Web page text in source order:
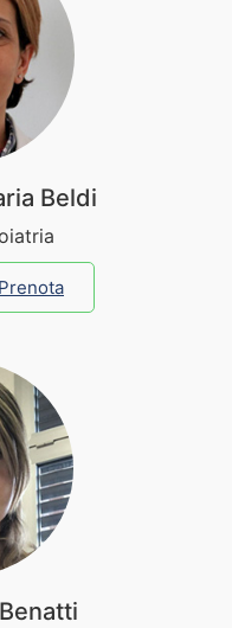
Beldi
Prenota